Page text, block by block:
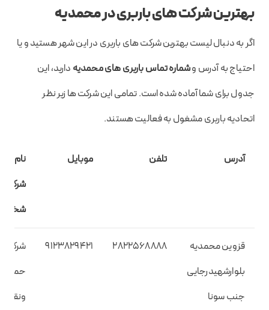
بهترین شرکت های باربری در محمدیه
اگر به دنبال لیست بهترین شرکت های باربری در این شهر هستید و یا
احتیاج به آدرس وشماره تماس باربری های محمدیه دارید، این
جدول برای شما آماده شده است. تمامی این شرکت ها زیر نظر
اتحادیه باربری مشغول به فعالیت هستند.
آدرس تلفن موبایل
نام
شرکت/
شخص
قزوین محمدیه
بلوارشهیدرجایی
جنب سونا
2822568888
9123829421
شرکت
حمل
ونقل